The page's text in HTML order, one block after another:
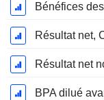
Résultat net,
Résultat net
BPA dilué